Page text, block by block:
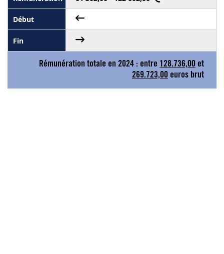
Rémunération totale en 2024 : entre 128.736,00 et
269.723,00 euros brut